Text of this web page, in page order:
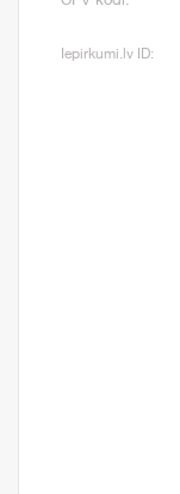
Iepirkumi.lv ID: